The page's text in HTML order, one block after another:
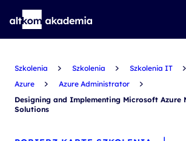
Szkolenia Szkolenia Szkolenia IT
Azure
Azure Administrator
Designing and Implementing Microsoft Azure
Solutions